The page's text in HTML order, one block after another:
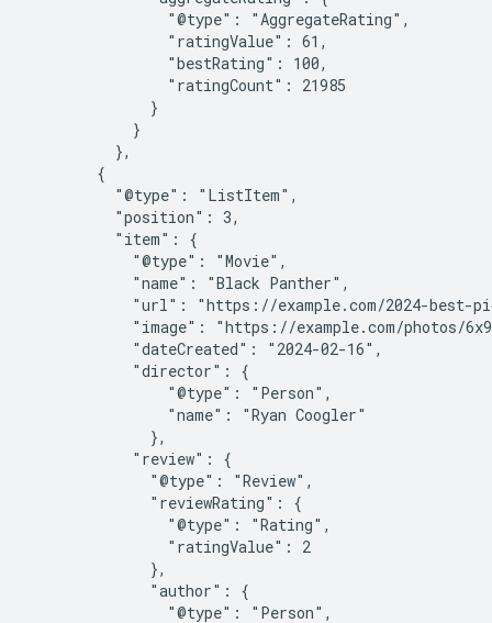
                "@type": "AggregateRating",
                "ratingValue": 61,
                "bestRating": 100,
                "ratingCount": 21985
              }
            }
          },
        {
          "@type": "ListItem",
          "position": 3,
          "item": {
            "@type": "Movie",
            "name": "Black Panther",
"url": "https://example.com/2024-best-
"image": "https://example.com/photos/
            "dateCreated": "2024-02-16",
            "director": {
                "@type": "Person",
                "name": "Ryan Coogler"
              },
            "review": {
              "@type": "Review",
              "reviewRating": {
                "@type": "Rating",
                "ratingValue": 2
              },
              "author": {
                "@type": "Person",